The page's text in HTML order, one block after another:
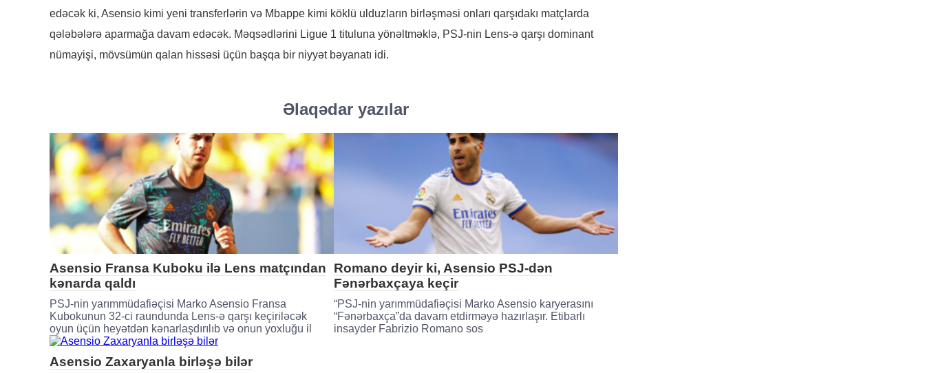
edəcək ki, Asensio kimi yeni transferlərin və Mbappe kimi köklü ulduzların birləşməsi onları qarşıdakı matçlarda
qələbələrə aparmağa davam edəcək. Məqsədlərini Ligue 1 tituluna yönəltməklə, PSJ-nin Lens-ə qarşı dominant
nümayişi, mövsümün qalan hissəsi üçün başqa bir niyyət bəyanatı idi.
Əlaqədar yazılar
Asensio Fransa Kuboku ilə Lens matçından
kənarda qaldı
PSJ-nin yarımmüdafiəçisi Marko Asensio Fransa
Kubokunun 32-ci raundunda Lens-ə qarşı keçiriləcək
oyun üçün heyətdən kənarlaşdırılıb və onun yoxluğu il
Romano deyir ki, Asensio PSJ-dən
Fənərbaxçaya keçir
“PSJ-nin yarımmüdafiəçisi Marko Asensio karyerasını
“Fənərbaxça”da davam etdirməyə hazırlaşır. Etibarlı
insayder Fabrizio Romano sos
Asensio Zaxaryanla birləşə bilər